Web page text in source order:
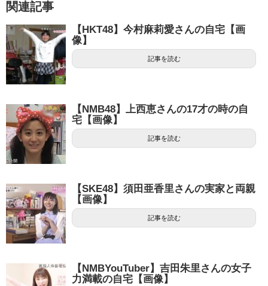
関連記事
【HKT48】今村麻莉愛さんの自宅【画
像】
記事を読む
【NMB48】上西恵さんの17才の時の自
宅【画像】
記事を読む
【SKE48】須田亜香里さんの実家と両親
【画像】
記事を読む
【NMBYouTuber】吉田朱里さんの女子
力満載の自宅【画像】